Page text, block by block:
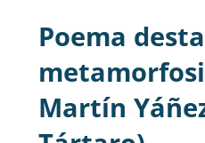
Poema
Martín